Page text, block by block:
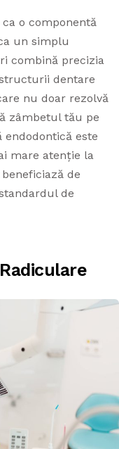
o componentă
un simplu
combină precizia
dentare
nu doar rezolvă
zâmbetul tău pe
este
mare atenție la
de
de